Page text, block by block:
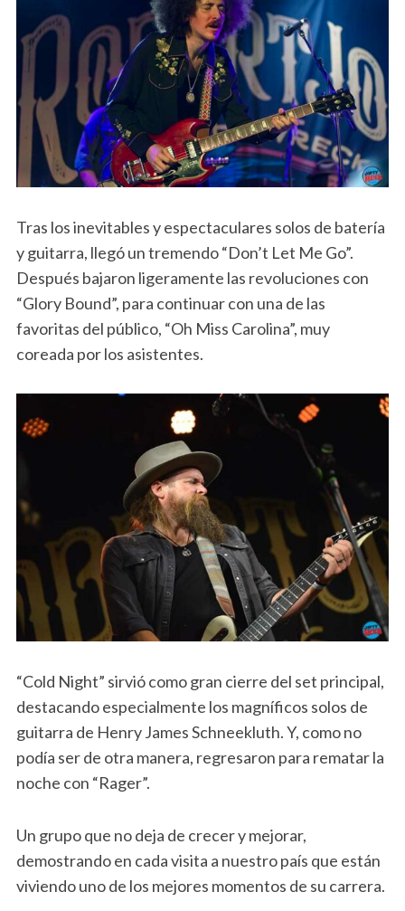
Tras los inevitables y espectaculares solos de batería
y guitarra, llegó un tremendo “Don’t Let Me Go”.
Después bajaron ligeramente las revoluciones con
“Glory Bound”, para continuar con una de las
favoritas del público, “Oh Miss Carolina”, muy
coreada por los asistentes.
“Cold Night” sirvió como gran cierre del set principal,
destacando especialmente los magníficos solos de
guitarra de Henry James Schneekluth. Y, como no
podía ser de otra manera, regresaron para rematar la
noche con “Rager”.
Un grupo que no deja de crecer y mejorar,
demostrando en cada visita a nuestro país que están
viviendo uno de los mejores momentos de su carrera.